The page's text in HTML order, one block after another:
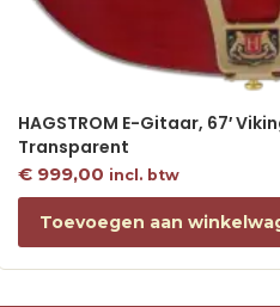
HAGSTROM E-Gitaar, 67′
Transparent
€999,00 incl. btw
Toevoegen aan